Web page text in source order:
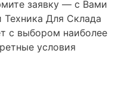
заявку — с Вами
Для Склада
с выбором наиболее
условия